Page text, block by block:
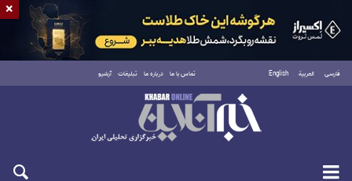
فارسی العربية English تماس با ما درباره ما تبلیغات آرشیو
جمعه ۱۶ مرداد ۱۴۰۵
×